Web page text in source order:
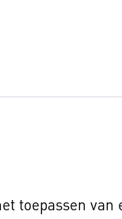
toepassen van